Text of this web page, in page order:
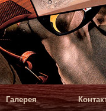
Галерея